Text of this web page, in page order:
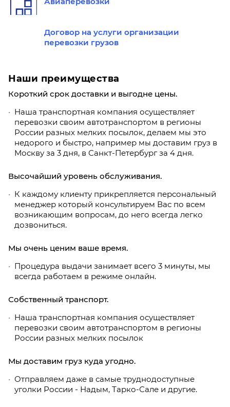
Договор на услуги организации
перевозки грузов
Наши преимущества
Короткий срок доставки и выгодне цены.
Наша транспортная компания осуществляет
перевозки своим автотранспортом в регионы
России разных мелких посылок, делаем мы это
недорого и быстро, например мы доставим груз в
Москву за 3 дня, в Санкт-Петербург за 4 дня.
Высочайший уровень обслуживания.
К каждому клиенту прикрепляется персональный
менеджер который консультируем Вас по всем
возникающим вопросам, до него всегда легко
дозвониться.
Мы очень ценим ваше время.
Процедура выдачи занимает всего 3 минуты, мы
всегда работаем в режиме онлайн.
Собственный транспорт.
Наша транспортная компания осуществляет
перевозки своим автотранспортом в регионы
России разных мелких посылок
Мы доставим груз куда угодно.
Отправляем даже в самые труднодоступные
уголки России - Надым, Тарко-Сале и другие.